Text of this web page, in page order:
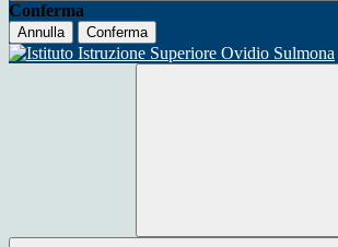
Conferma
Annulla Conferma